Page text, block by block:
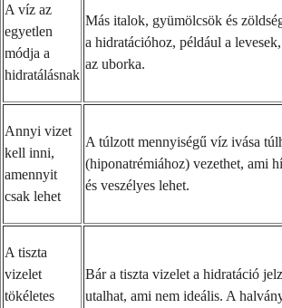
A víz az
egyetlen
módja a
hidratálásnak
Más italok, gyümölcsök és
a hidratációhoz, például a
az uborka.
Annyi vizet
kell inni,
amennyit
csak lehet
A túlzott mennyiségű víz ivása
(hiponatrémiához) vezethet, ami
és veszélyes lehet.
A tiszta
vizelet
tökéletes
Bár a tiszta vizelet a hidratáció
utalhat, ami nem ideális. A